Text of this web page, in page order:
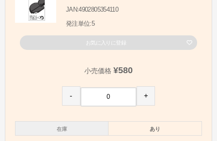
JAN:4902805354110
発注単位:5
お気に入りに登録
小売価格 ¥580
- +
在庫 あり